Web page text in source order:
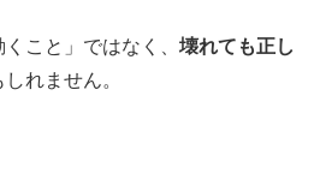
こと」ではなく、 壊れても正し
れません。